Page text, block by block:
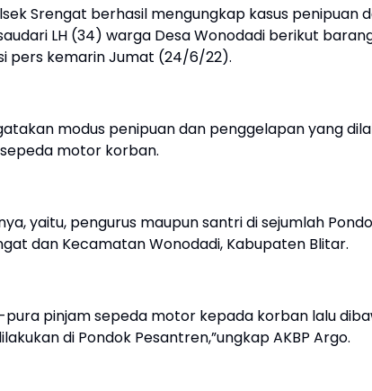
Srengat berhasil mengungkap kasus penipuan
LH (34) warga Desa Wonodadi berikut
pers kemarin Jumat (24/6/22).
modus penipuan dan penggelapan yang
motor korban.
yaitu, pengurus maupun santri di sejumlah
dan Kecamatan Wonodadi, Kabupaten Blitar.
pura pinjam sepeda motor kepada korban lalu
di Pondok Pesantren,”ungkap AKBP Argo.